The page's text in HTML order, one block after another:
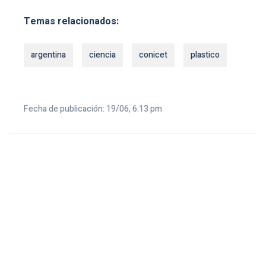
Temas relacionados:
argentina ciencia conicet plastico
Fecha de publicación: 19/06, 6:13 pm